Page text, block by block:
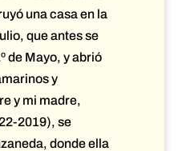
una casa en la
que antes se
de Mayo, y abrió
y
y mi madre,
2019), se
donde ella